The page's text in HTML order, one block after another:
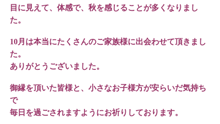
目に見えて、体感で、秋を感じることが多くなりまし
た。
10月は本当にたくさんのご家族様に出会わせて頂きまし
た。
ありがとうございました。
御縁を頂いた皆様と、小さなお子様方が安らいだ気持ち
で
毎日を過ごされますようにお祈りしております。